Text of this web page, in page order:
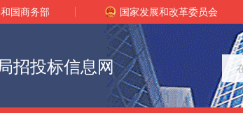
国商务部 国家发展和改革委员会
招投标信息网